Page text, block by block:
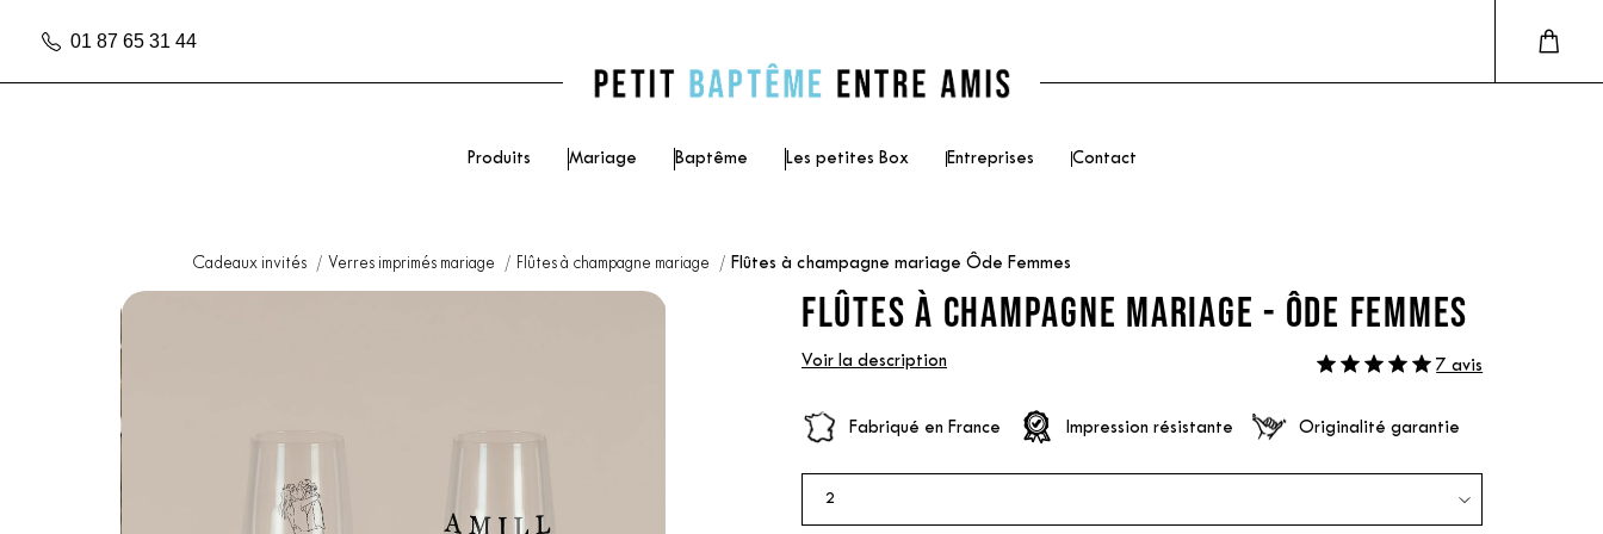
01 87 65 31 44
Produits Mariage Baptême Les petites Box Entreprises Contact
Cadeaux invités Verres imprimés mariage Flûtes à champagne mariage Flûtes à champagne mariage Ôde Femmes
FLÛTES À CHAMPAGNE MARIAGE - ÔDE FEMMES
Voir la description 7 avis
Fabriqué en France Impression résistante Originalité garantie